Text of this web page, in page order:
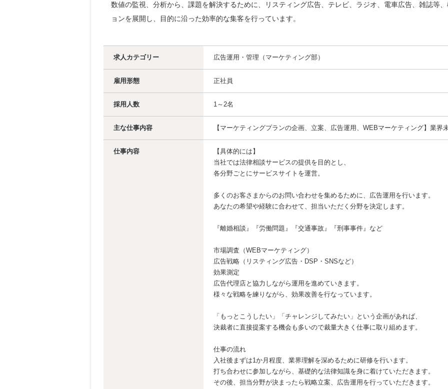
数値の監視、分析から、課題を解決するために、リスティング広告、テレビ、ラジオ、電車広告、雑誌等
ョンを展開し、目的に沿った効率的な集客を行っています。
求人カテゴリー 広告運用・管理（マーケティング部）
雇用形態 正社員
採用人数 1～2名
主な仕事内容 【マーケティングプランの企画、立案、広告運用、WEBマーケティング】業界
仕事内容
【具体的には】
当社では法律相談サービスの提供を目的とし、
各分野ごとにサービスサイトを運営。
多くのお客さまからのお問い合わせを集めるために、広告運用を行います。
あなたの希望や経験に合わせて、担当いただく分野を決定します。
『離婚相談』『労働問題』『交通事故』『刑事事件』など
市場調査（WEBマーケティング）
広告戦略（リスティング広告・DSP・SNSなど）
効果測定
広告代理店と協力しながら運用を進めていきます。
様々な戦略を練りながら、効果改善を行なっています。
「もっとこうしたい」「チャレンジしてみたい」という企画があれば、
決裁者に直接提案する機会も多いので裁量大きく仕事に取り組めます。
仕事の流れ
入社後まずは1か月程度、業界理解を深めるために研修を行います。
打ち合わせに参加しながら、基礎的な法律知識を身に着けていただきます。
その後、担当分野が決まったら戦略立案、広告運用を行っていただきます。